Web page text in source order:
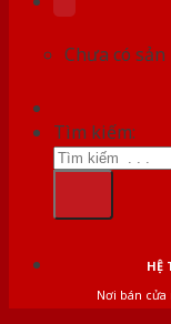
Chưa có
Tìm kiếm:
HỆ
Nơi bán cửa